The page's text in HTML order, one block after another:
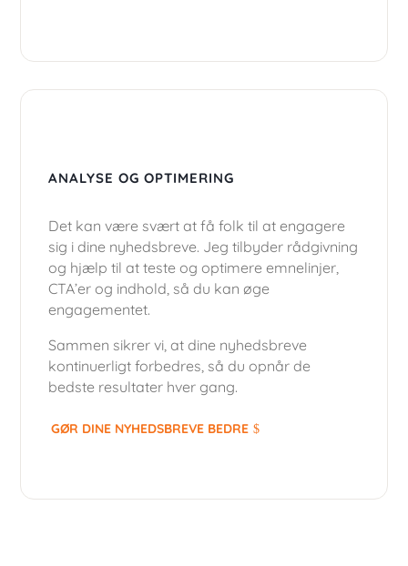
ANALYSE OG OPTIMERING
Det kan være svært at få folk til at engagere
sig i dine nyhedsbreve. Jeg tilbyder rådgivning
og hjælp til at teste og optimere emnelinjer,
CTA’er og indhold, så du kan øge
engagementet.
Sammen sikrer vi, at dine nyhedsbreve
kontinuerligt forbedres, så du opnår de
bedste resultater hver gang.
GØR DINE NYHEDSBREVE BEDRE